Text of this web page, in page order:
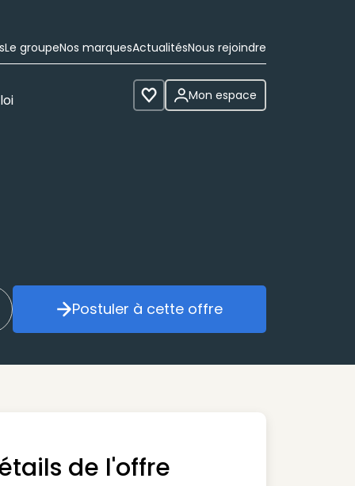
Le groupeNos marquesActualitésNous rejoindre
Voir les favoris
Mon espace
mon alerte Postuler à cette offre
Postuler à cette offre
de l'offre